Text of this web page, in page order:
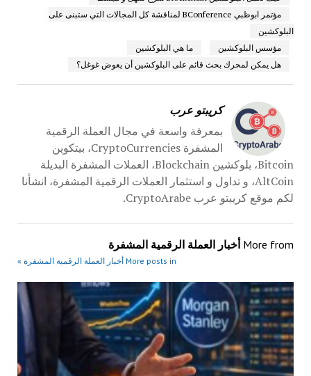
مؤتمر ابوظبي BConference لمناقشة كل المجالات التي ستبنى على
البلوكشين
مؤسس البلوكشين
ما هي البلوكشين
هل يمكن لمحرك بحث قائم على البلوكشين أن يعوض غوغل؟
كريبتو عرب
بمعرفة واسعة في مجال العملة الرقمية
المشفرة CryptoCurrencies، بيتكوين
Bitcoin، بلوكشين Blockchain، العملات المشفرة البديلة
AltCoin، و تداول و استثمار العملات الرقمية المشفرة، انشأنا
لكم موقع كريبتو عرب CryptoArabe.
More from أخبار العملة الرقمية المشفرة
More posts in أخبار العملة الرقمية المشفرة »